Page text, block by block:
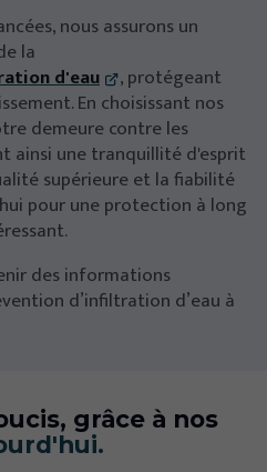
nous assurons un
la
d'eau
, protégeant
En choisissant nos
demeure contre les
ainsi une tranquillité d'esprit
supérieure et la fiabilité
pour une protection à long
des informations
d’infiltration d’eau à
grâce à nos